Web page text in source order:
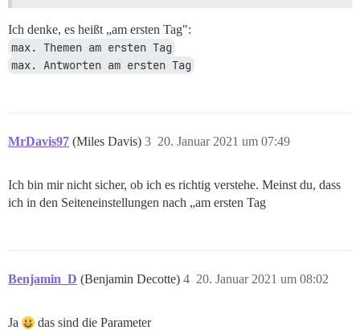
Ich denke, es heißt „am ersten Tag":
max. Themen am ersten Tag
max. Antworten am ersten Tag
MrDavis97 (Miles Davis) 20. Januar 2021 um 07:49
3
Ich bin mir nicht sicher, ob ich es richtig verstehe. Meinst du, dass
ich in den Seiteneinstellungen nach „am ersten Tag
Benjamin_D (Benjamin Decotte) 20. Januar 2021 um 08:02
4
Ja das sind die Parameter